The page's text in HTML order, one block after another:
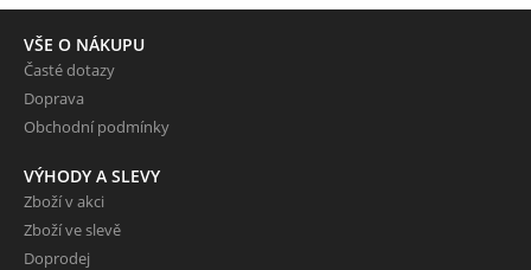
VŠE O NÁKUPU
Časté dotazy
Doprava
Obchodní podmínky
VÝHODY A SLEVY
Zboží v akci
Zboží ve slevě
Doprodej